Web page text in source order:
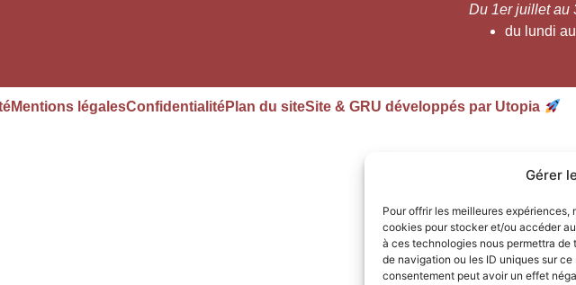
Gérer
Pour offrir les meilleures
cookies pour stocker et/ou accéder
à ces technologies nous permettra
de navigation ou les ID uniques sur
consentement peut avoir un effet
Du 1er juillet au
du lundi
Mentions légalesConfidentialitéPlan du siteSite & GRU développés par Utopia